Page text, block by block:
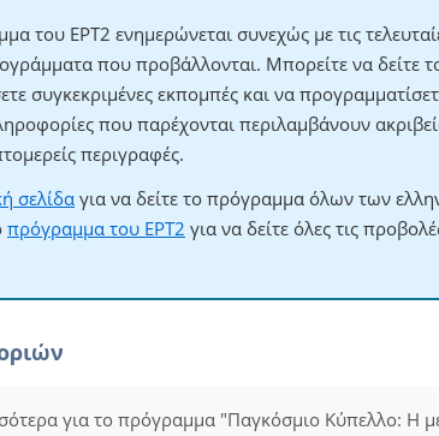
του ΕΡΤ2 ενημερώνεται συνεχώς με τις
που προβάλλονται. Μπορείτε να δείτε
συγκεκριμένες εκπομπές και να
που παρέχονται περιλαμβάνουν
περιγραφές.
σελίδα για να δείτε το πρόγραμμα όλων των
πρόγραμμα του ΕΡΤ2 για να δείτε όλες τις
για το πρόγραμμα "Παγκόσμιο Κύπελλο: Η